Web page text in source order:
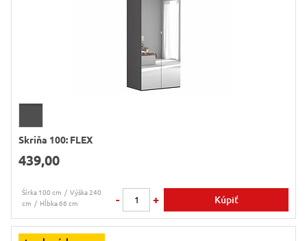
Skriňa 100: FLEX
439,00
Šírka 100 cm
Výška 240
cm
Hĺbka 66 cm - + Kúpiť